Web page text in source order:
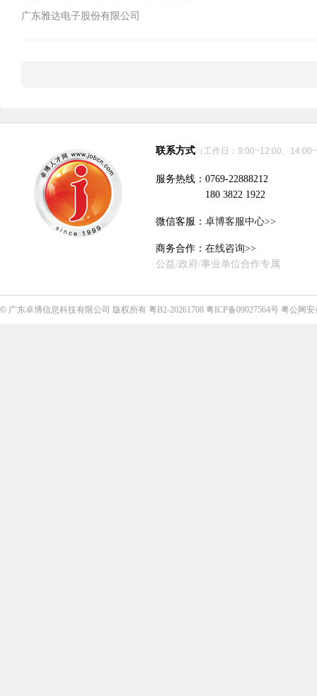
广东雅达电子股份有限公司
联系方式 （工作日：9:00~12:00、
服务热线：0769-22888212
180 3822 1922
微信客服： 卓博客服中心>>
商务合作： 在线咨询>>
公益/政府/事业单位合作专属
© 广东卓博信息科技有限公司 版权所有 粤B2-20261708 粤ICP备09027564号 粤公网安